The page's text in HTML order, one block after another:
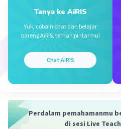
Beri Rating·5.0(1
02 Oktober 2023 21:46
makasihh ka,oh ya
dengan cara
Tanya ke AiRIS
Yuk, cobain chat dan belajar
bareng AiRIS, teman pintarmu!
Chat AiRIS
Perdalam pemahamanmu
di sesi Live